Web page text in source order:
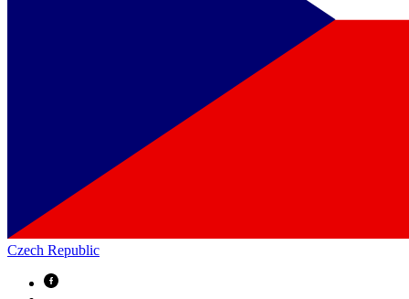
Czech Republic